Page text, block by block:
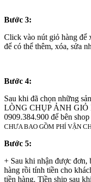
Bước 3:
Click vào nút giỏ hàng để
để có thể thêm, xóa, sửa
Bước 4:
Sau khi đã chọn những
LÒNG CHỤP ẢNH
0909.384.900 để bên
CHƯA BAO GỒM PHÍ VẬN
Bước 5:
+ Sau khi nhận được đơn,
hàng rồi tính tiền cho
tiền hàng. Tiền ship sau